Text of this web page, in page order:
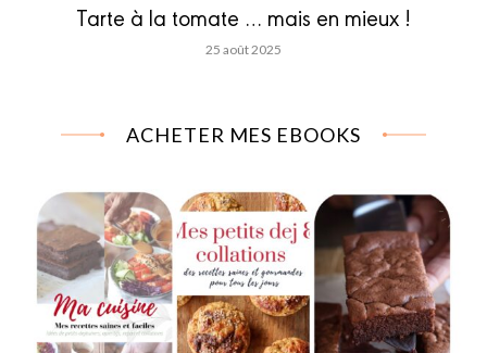
Tarte à la tomate … mais en mieux !
25 août 2025
ACHETER MES EBOOKS